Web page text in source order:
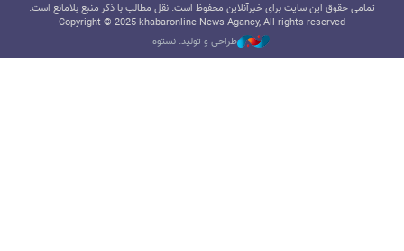
تمامی حقوق این سایت برای خبرآنلاین محفوظ است. نقل مطالب با ذکر منبع بلامانع است.
Copyright © 2025 khabaronline News Agancy, All rights reserved
طراحی و تولید: نستوه